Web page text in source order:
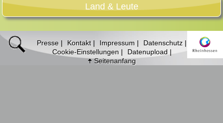
Land & Leute
Presse Kontakt Impressum
Datenschutz
Cookie-Einstellungen
Datenupload
Seitenanfang